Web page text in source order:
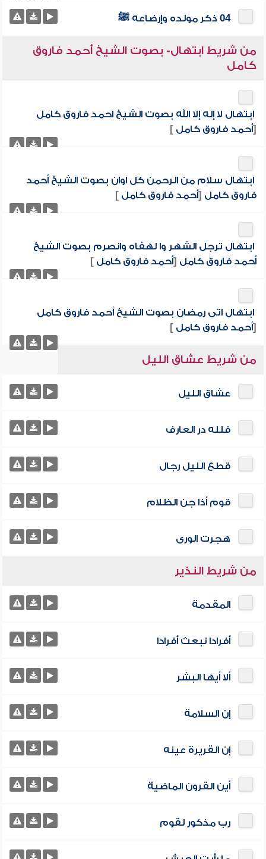
04 ذكر مولده وإرضاعه ﷺ
من شريط ابتهال- بصوت الشيخ أحمد فاروق
كامل
ابتهال لا إله إلا الله بصوت الشيخ احمد فاروق كامل
[أحمد فاروق كامل]
ابتهال سلام من الرحمن كل اوان بصوت الشيخ أحمد
فاروق كامل [أحمد فاروق كامل]
ابتهال ترجل الشهر وا لهفاه وانصرم بصوت الشيخ
أحمد فاروق كامل [أحمد فاروق كامل]
ابتهال اتى رمضان بصوت الشيخ أحمد فاروق كامل
[أحمد فاروق كامل]
من شريط عشاق الليل
عشاق الليل
فلله در العارف
قطع الليل رجال
قوم أذا جن الظلام
هجرت الورى
من شريط النذير
المقدمة
أفرادا نبعث أفرادا
ألا أيها البشر
إن السلامة
إن القريرة عينه
أين القرون الماضية
رب مذكور لقوم